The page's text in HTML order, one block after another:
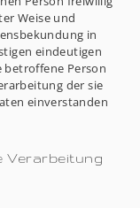
Weise und
in
eindeutigen
Person
der sie
einverstanden
Verarbeitung